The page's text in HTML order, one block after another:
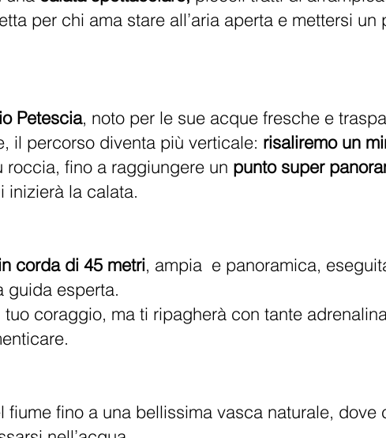
per chi ama stare all’aria aperta e mettersi un
Petescia, noto per le sue acque fresche e
il percorso diventa più verticale: risaliremo un
fino a raggiungere un punto super
inizierà la calata.
corda di 45 metri, ampia e panoramica,
guida esperta.
coraggio, ma ti ripagherà con tante
fino a una bellissima vasca naturale, dove